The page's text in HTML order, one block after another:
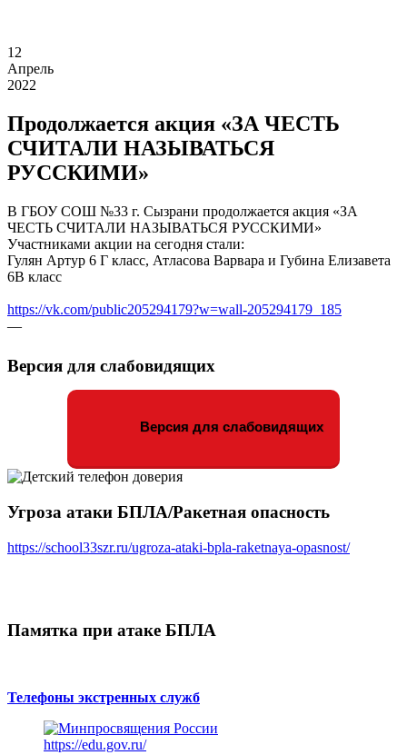
12
Апрель
2022
Продолжается акция «ЗА ЧЕСТЬ
СЧИТАЛИ НАЗЫВАТЬСЯ
РУССКИМИ»
В ГБОУ СОШ №33 г. Сызрани продолжается акция «ЗА
ЧЕСТЬ СЧИТАЛИ НАЗЫВАТЬСЯ РУССКИМИ»
Участниками акции на сегодня стали:
Гулян Артур 6 Г класс, Атласова Варвара и Губина Елизавета
6В класс
https://vk.com/public205294179?w=wall-205294179_185
—
Версия для слабовидящих
Версия для слабовидящих
Угроза атаки БПЛА/Ракетная опасность
https://school33szr.ru/ugroza-ataki-bpla-raketnaya-opasnost/
Памятка при атаке БПЛА
Телефоны экстренных служб
https://edu.gov.ru/